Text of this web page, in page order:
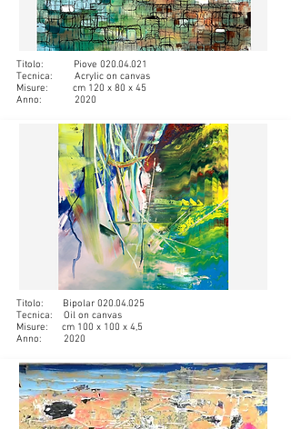
Titolo: Piove 020.04.021
Tecnica: Acrylic on canvas
Misure: cm 120 x 80 x 45
Anno: 2020
Titolo: Bipolar 020.04.025
Tecnica: Oil on canvas
Misure: cm 100 x 100 x 4,5
Anno: 2020